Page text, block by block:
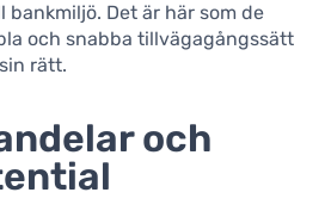
Det är här som de
och snabba tillvägagångssätt
rätt.
och